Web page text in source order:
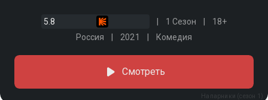
5.8 1 Сезон
18+
Россия
2021 Комедия
Напарники (сезон 1)
Смотреть